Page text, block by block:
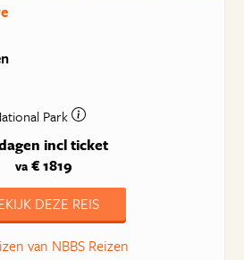
Park
incl ticket
va € 1819
DEZE REIS
van NBBS Reizen